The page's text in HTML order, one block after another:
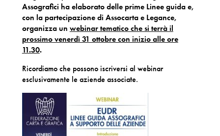
Assografici ha elaborato delle prime Linee guida e,
con la partecipazione di Assocarta e Legance,
organizza un webinar tematico che si terrà il
prossimo venerdì 31 ottobre con inizio alle ore
11.30.
Ricordiamo che possono iscriversi al webinar
esclusivamente le aziende associate.